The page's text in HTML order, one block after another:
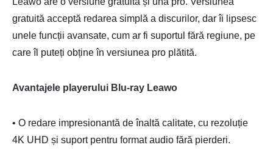
gratuită acceptă redarea simplă a discurilor, dar îi lipsesc
unele funcții avansate, cum ar fi suportul fără regiune, pe
care îl puteți obține în versiunea pro plătită.
Avantajele playerului Blu-ray Leawo
• O redare impresionantă de înaltă calitate, cu rezoluție
4K UHD și suport pentru format audio fără pierderi.